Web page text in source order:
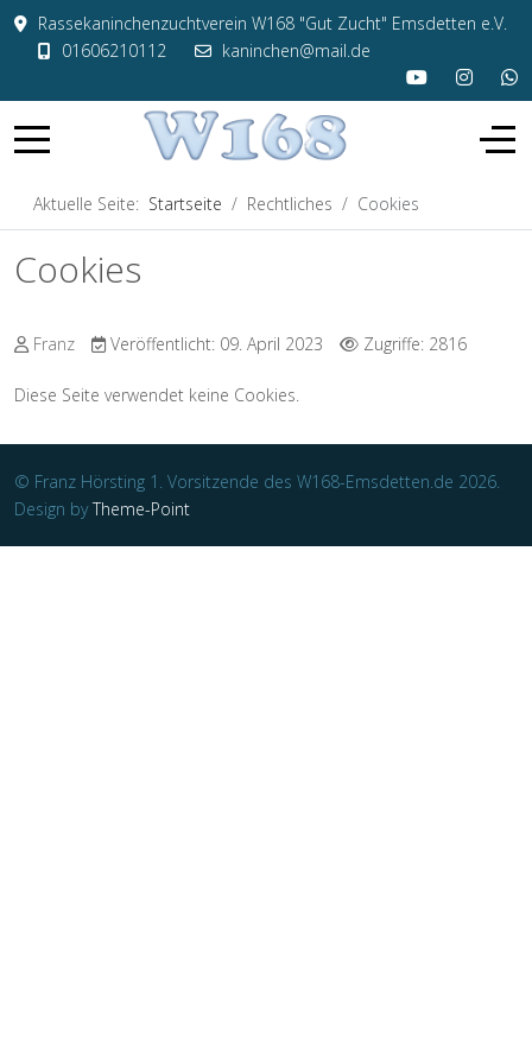
Rassekaninchenzuchtverein W168 "Gut Zucht" Emsdetten e.V.
01606210112
kaninchen@mail.de
Aktuelle Seite: Startseite Rechtliches Cookies
Cookies
Franz Veröffentlicht: 09. April 2023 Zugriffe: 2816
Diese Seite verwendet keine Cookies.
© Franz Hörsting 1. Vorsitzende des W168-Emsdetten.de 2026.
Design byTheme-Point